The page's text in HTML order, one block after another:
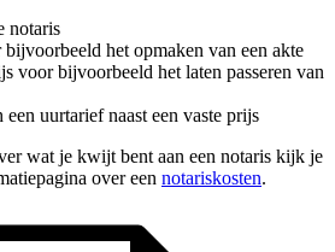
notaris
het opmaken van een akte
voor bijvoorbeeld het laten passeren van
uurtarief naast een vaste prijs
wat je kwijt bent aan een notaris kijk je
over een notariskosten.